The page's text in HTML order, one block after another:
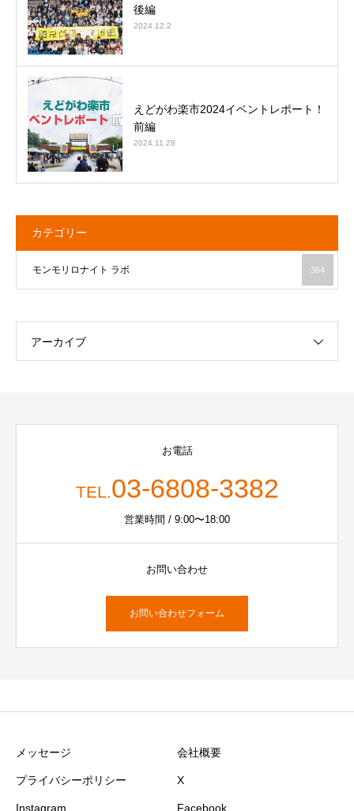
後編
2024.12.2
えどがわ楽市2024イベントレポート！
前編
2024.11.28
カテゴリー
モンモリロナイト ラボ 364
アーカイブ
お電話
TEL. 03-6808-3382
営業時間 / 9:00〜18:00
お問い合わせ
お問い合わせフォーム
メッセージ 会社概要
プライバシーポリシー X
Instagram Facebook